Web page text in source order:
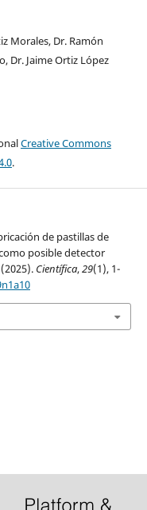
Morales, Dr. Ramón
Dr. Jaime Ortiz López
Creative Commons
.
de pastillas de
posible detector
Científica,29(1), 1-